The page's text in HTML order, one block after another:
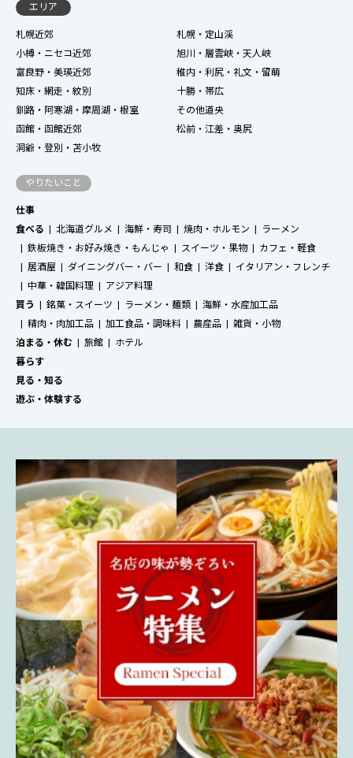
エリア
札幌近郊
札幌・定山渓
小樽・ニセコ近郊
旭川・層雲峡・天人峡
富良野・美瑛近郊
稚内・利尻・礼文・留萌
知床・網走・紋別
十勝・帯広
釧路・阿寒湖・摩周湖・根室
その他道央
函館・函館近郊
松前・江差・奥尻
洞爺・登別・苫小牧
やりたいこと
仕事
食べる
北海道グルメ 海鮮・寿司 焼肉・ホルモン
ラーメン
鉄板焼き・お好み焼き・もんじゃ
スイーツ・果物
カフェ・軽食
居酒屋
ダイニングバー・バー 和食 洋食
イタリアン・フレンチ
中華・韓国料理
アジア料理
買う
銘菓・スイーツ ラーメン・麺類
海鮮・水産加工品
精肉・肉加工品
加工食品・調味料 農産品
雑貨・小物
泊まる・休む
旅館
ホテル
暮らす
見る・知る
遊ぶ・体験する